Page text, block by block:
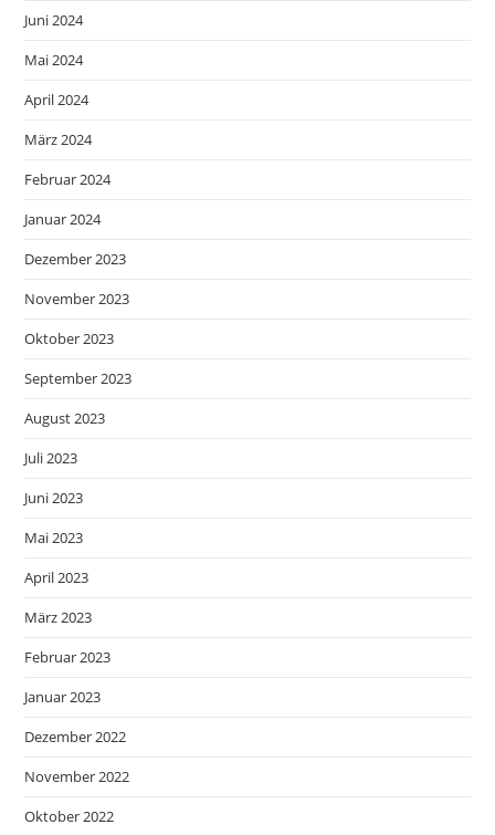
Juni 2024
Mai 2024
April 2024
März 2024
Februar 2024
Januar 2024
Dezember 2023
November 2023
Oktober 2023
September 2023
August 2023
Juli 2023
Juni 2023
Mai 2023
April 2023
März 2023
Februar 2023
Januar 2023
Dezember 2022
November 2022
Oktober 2022